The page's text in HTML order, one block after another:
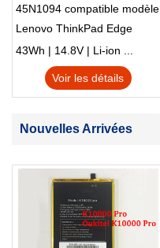
45N1094 compatible modèle
Lenovo ThinkPad Edge
S230u Twist
43Wh | 14.8V | Li-ion ...
Voir les détails
Nouvelles Arrivées